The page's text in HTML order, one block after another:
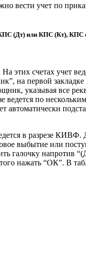
вести учет по
(Дт) или КПС (Кт), КПС
этих счетах учет
на первой
указывая все
по
в разрезе КИВФ.
выбытие или
галочку напротив
нажать “ОК”. В